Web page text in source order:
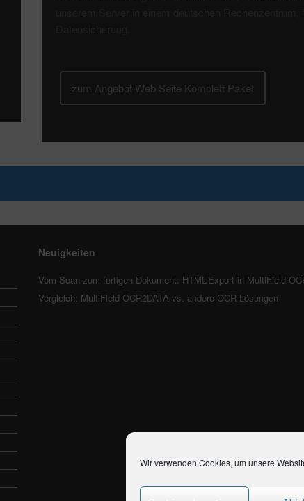
Wir verwenden Cookies, um unsere
zum Angebot Web Seite Komplett Paket
Neuigkeiten
Vom Scan zum fertigen Dokument: HTML-Export in MultiField
Vergleich: MultiField OCR2DATA vs. andere OCR-Lösungen